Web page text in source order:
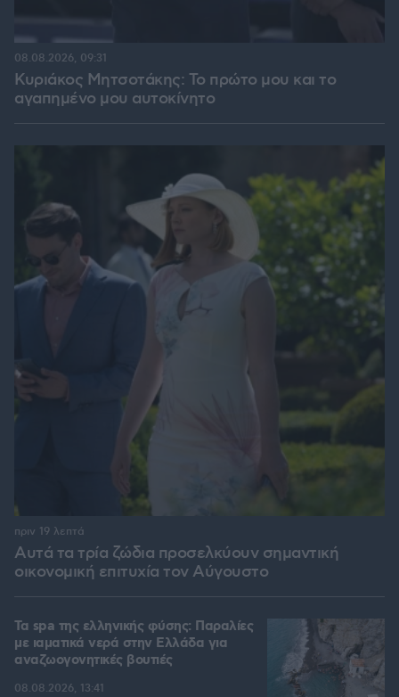
Κυριάκος Μητσοτάκης: Το πρώτο μου και το
αγαπημένο μου αυτοκίνητο
08.08.2026, 09:31
Αυτά τα τρία ζώδια προσελκύουν σημαντική
οικονομική επιτυχία τον Αύγουστο
πριν 19 λεπτά
Τα spa της ελληνικής φύσης: Παραλίες
με ιαματικά νερά στην Ελλάδα για
αναζωογονητικές βουτιές
08.08.2026, 13:41